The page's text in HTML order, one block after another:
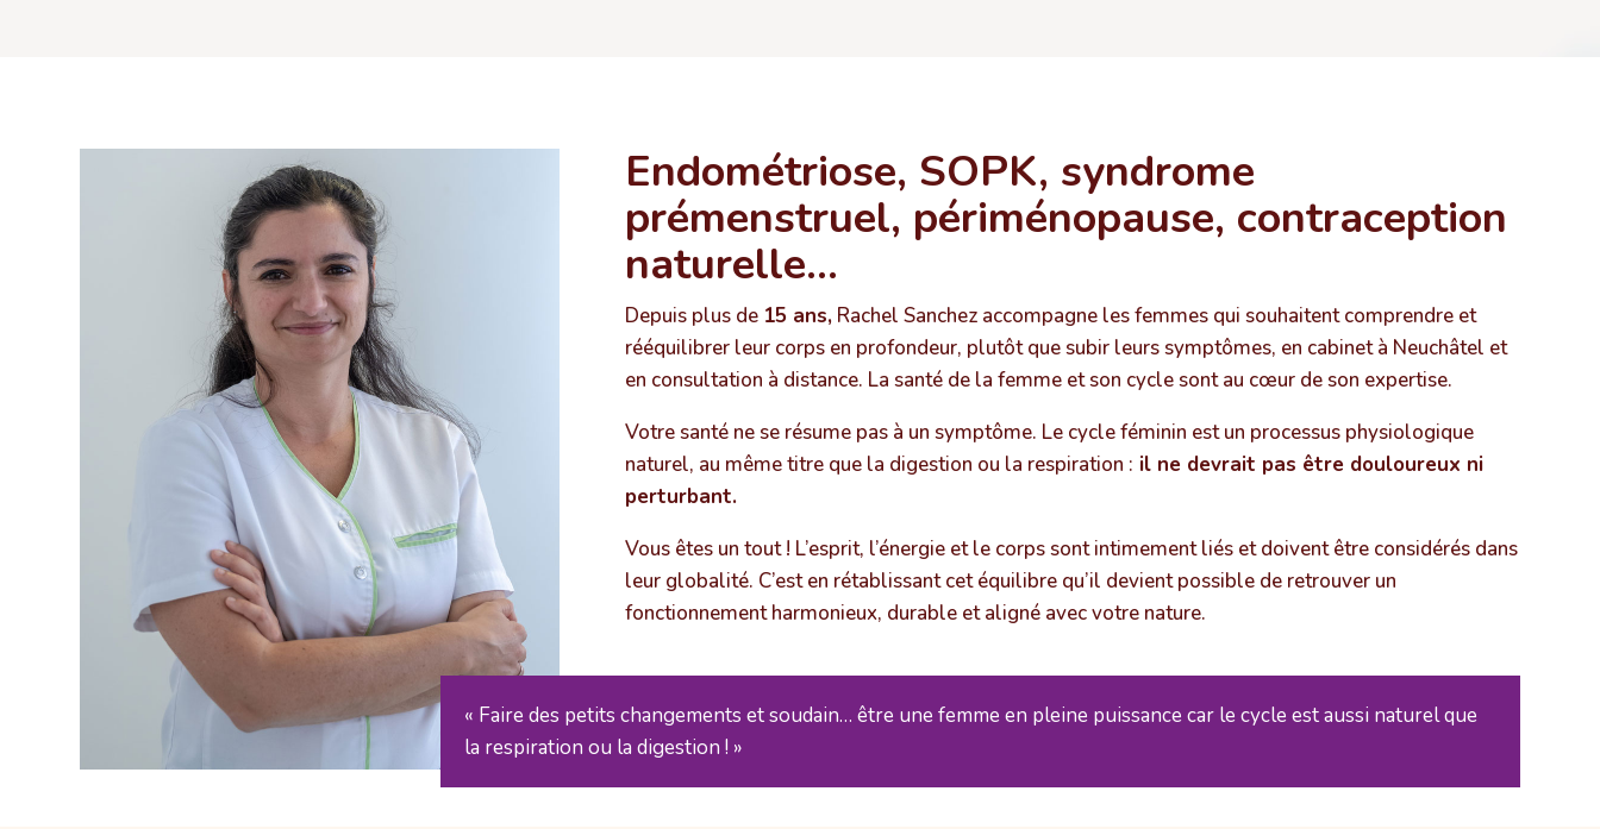
Endométriose, SOPK, syndrome
prémenstruel, périménopause, contraception
naturelle…
Depuis plus de 15 ans, Rachel Sanchez accompagne les femmes qui souhaitent comprendre et
rééquilibrer leur corps en profondeur, plutôt que subir leurs symptômes, en cabinet à Neuchâtel et
en consultation à distance. La santé de la femme et son cycle sont au cœur de son expertise.
Votre santé ne se résume pas à un symptôme. Le cycle féminin est un processus physiologique
naturel, au même titre que la digestion ou la respiration : il ne devrait pas être douloureux ni
perturbant.
Vous êtes un tout ! L’esprit, l’énergie et le corps sont intimement liés et doivent être considérés dans
leur globalité. C’est en rétablissant cet équilibre qu’il devient possible de retrouver un
fonctionnement harmonieux, durable et aligné avec votre nature.
« Faire des petits changements et soudain… être une femme en pleine puissance car le cycle est aussi naturel que
la respiration ou la digestion ! »